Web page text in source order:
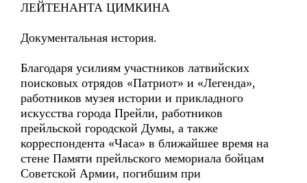
ЛЕЙТЕНАНТА ЦИМКИНА
Документальная история.
Благодаря усилиям участников латвийских
поисковых отрядов «Патриот» и «Легенда»,
работников музея истории и прикладного
искусства города Прейли, работников
прейльской городской Думы, а также
корреспондента «Часа» в ближайшее время на
стене Памяти прейльского мемориала бойцам
Советской Армии, погибшим при